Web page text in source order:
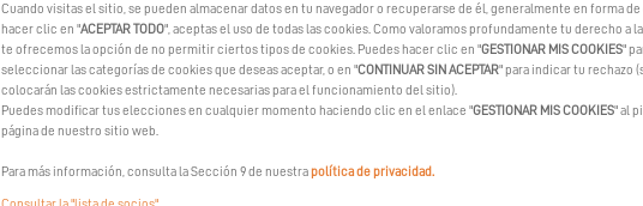
¡El teletrabajo desde su Excess, es posible!
Cuando visitas el sitio, se pueden almacenar datos en tu navegador o recuperarse de él, generalmente en forma de
hacer clic en "ACEPTAR TODO", aceptas el uso de todas las cookies. Como valoramos profundamente tu derecho a la
te ofrecemos la opción de no permitir ciertos tipos de cookies. Puedes hacer clic en "GESTIONAR MIS COOKIES"
seleccionar las categorías de cookies que deseas aceptar, o en "CONTINUAR SIN ACEPTAR" para indicar tu rechazo
colocarán las cookies estrictamente necesarias para el funcionamiento del sitio).
Puedes modificar tus elecciones en cualquier momento haciendo clic en el enlace "GESTIONAR MIS COOKIES" al
página de nuestro sitio web.
Para más información, consulta la Sección 9 de nuestrapolítica de privacidad.